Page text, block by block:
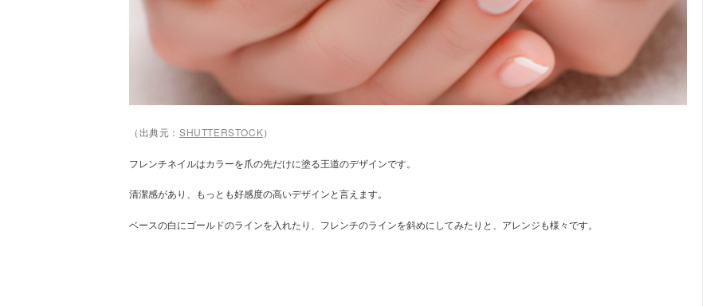
（出典元： SHUTTERSTOCK）
フレンチネイルはカラーを爪の先だけに塗る王道のデザインです。
清潔感があり、もっとも好感度の高いデザインと言えます。
ベースの白にゴールドのラインを入れたり、フレンチのラインを斜めにしてみたりと、アレンジも様々です。